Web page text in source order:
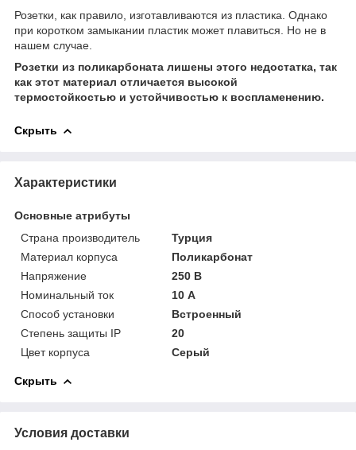
Розетки, как правило, изготавливаются из пластика. Однако
при коротком замыкании пластик может плавиться. Но не в
нашем случае.
Розетки из поликарбоната лишены этого недостатка, так
как этот материал отличается высокой
термостойкостью и устойчивостью к воспламенению.
Скрыть
Характеристики
Основные атрибуты
Страна производитель
Турция
Материал корпуса
Поликарбонат
Напряжение
250 В
Номинальный ток
10 А
Способ установки
Встроенный
Степень защиты IP
20
Цвет корпуса
Серый
Скрыть
Условия доставки